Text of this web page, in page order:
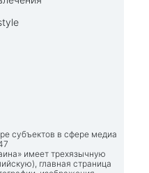
субъектов в сфере медиа
имеет трехязычную
главная страница